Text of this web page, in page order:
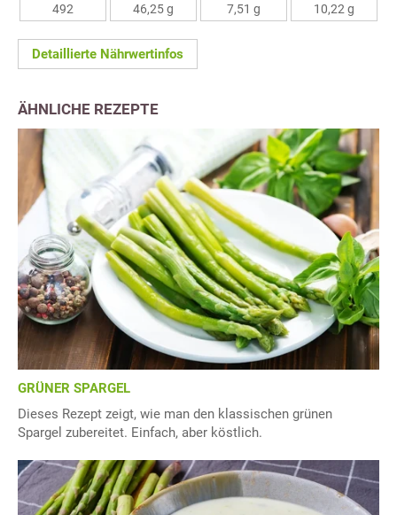
492 46,25 g 7,51 g 10,22 g
Detaillierte Nährwertinfos
ÄHNLICHE REZEPTE
GRÜNER SPARGEL
Dieses Rezept zeigt, wie man den klassischen grünen
Spargel zubereitet. Einfach, aber köstlich.